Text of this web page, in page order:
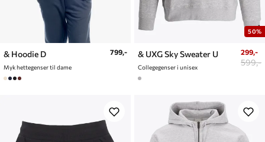
& Hoodie D
Myk hettegenser til dame
799,-
50%
& UXG Sky Sweater U
Collegegenser i unisex
299,-
599,-